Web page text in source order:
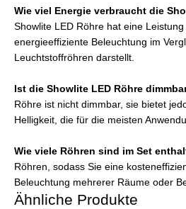
Wie viel Energie verbraucht die
Showlite LED Röhre hat eine
energieeffiziente Beleuchtung im
Leuchtstoffröhren darstellt.
Ist die Showlite LED Röhre
Röhre ist nicht dimmbar, sie bietet
Helligkeit, die für die meisten
Wie viele Röhren sind im Set
Röhren, sodass Sie eine
Beleuchtung mehrerer Räume oder
Ähnliche Produkte